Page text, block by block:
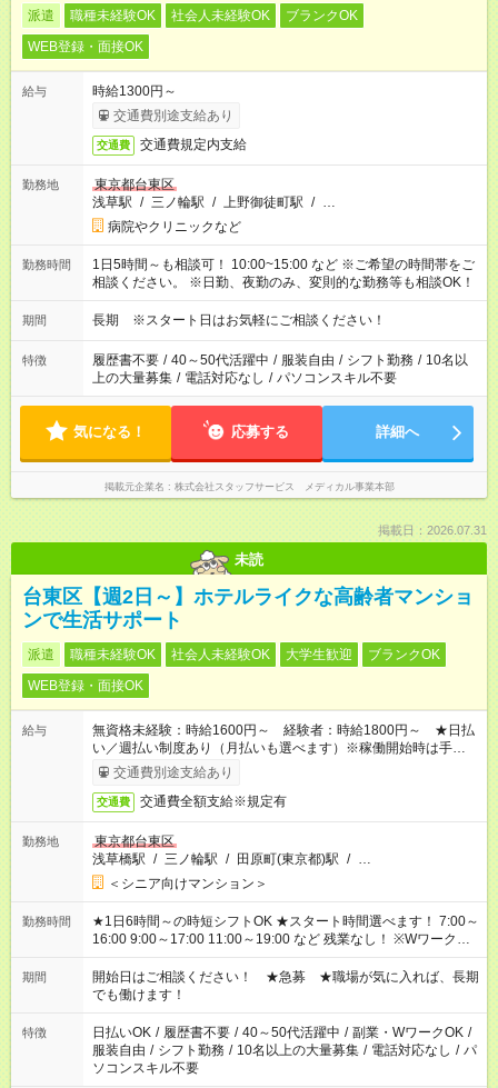
派遣 職種未経験OK 社会人未経験OK
ブランクOK
WEB登録・面接OK
給与
時給1300円～
交通費別途支給あり
交通費 交通費規定内支給
勤務地
東京都台東区
浅草駅 / 三ノ輪駅 / 上野御徒町駅 / …
病院やクリニックなど
勤務時間
1日5時間～も相談可！ 10:00~15:00 など ※ご希望の時間帯をご
相談ください。 ※日勤、夜勤のみ、変則的な勤務等も相談OK！
期間 長期 ※スタート日はお気軽にご相談ください！
特徴 履歴書不要 / 40～50代活躍中 / 服装自由 / シフト勤務 / 10名以
上の大量募集 / 電話対応なし / パソコンスキル不要
気になる！ 応募する 詳細へ
掲載元企業名 株式会社スタッフサービス メディカル事業本部
掲載日：2026.07.31
未読
台東区【週2日～】ホテルライクな高齢者マンショ
ンで生活サポート
派遣 職種未経験OK 社会人未経験OK 大学生歓迎
ブランクOK
WEB登録・面接OK
給与
無資格未経験：時給1600円～ 経験者：時給1800円～ ★日払
い／週払い制度あり（月払いも選べます）※稼働開始時は手続き
完了次第のお支払いとなります。
交通費別途支給あり
交通費 交通費全額支給※規定有
勤務地
東京都台東区
浅草橋駅 / 三ノ輪駅 / 田原町(東京都)駅 / …
＜シニア向けマンション＞
勤務時間
★1日6時間～の時短シフトOK ★スタート時間選べます！ 7:00～
16:00 9:00～17:00 11:00～19:00 など 残業なし！ ※Wワークの
場合、他のお仕事と合わせ週40時間超の就業はご案内できませ
ん ※法令に基づき、週20時間以上勤務は社会保険への加入対象
となります ※労働者派遣法（日雇い派遣の原則禁止）により、
短時間・短期間の就業はご案内が難しい場合があります
期間
開始日はご相談ください！ ★急募 ★職場が気に入れば、長期
でも働けます！
特徴 日払いOK / 履歴書不要 / 40～50代活躍中 / 副業・WワークOK /
服装自由 / シフト勤務 / 10名以上の大量募集 / 電話対応なし / パ
ソコンスキル不要